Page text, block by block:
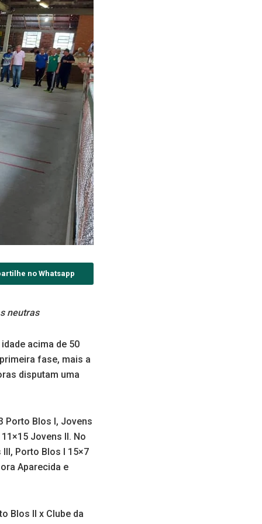
no Whatsapp
neutras
acima de 50
fase, mais a
disputam uma
Porto Blos I, Jovens
Jovens II. No
Porto Blos I 15×7
Aparecida e
Blos II x Clube da